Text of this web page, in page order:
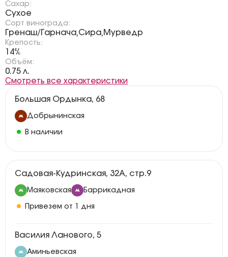
Сахар:
Сухое
Сорт винограда:
Гренаш/Гарнача,Сира,Мурведр
Крепость:
14%
Объём:
0.75 л.
Смотреть все характеристики
Большая Ордынка, 68
Добрынинская
В наличии
Садовая-Кудринская, 32А, стр.9
Маяковская Баррикадная
Привезем от 1 дня
Василия Ланового, 5
Аминьевская